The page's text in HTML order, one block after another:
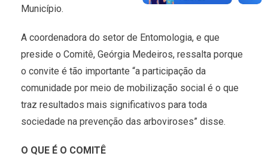
Município.
A coordenadora do setor de Entomologia, e que
preside o Comitê, Geórgia Medeiros, ressalta porque
o convite é tão importante “a participação da
comunidade por meio de mobilização social é o que
traz resultados mais significativos para toda
sociedade na prevenção das arboviroses” disse.
O QUE É O COMITÊ